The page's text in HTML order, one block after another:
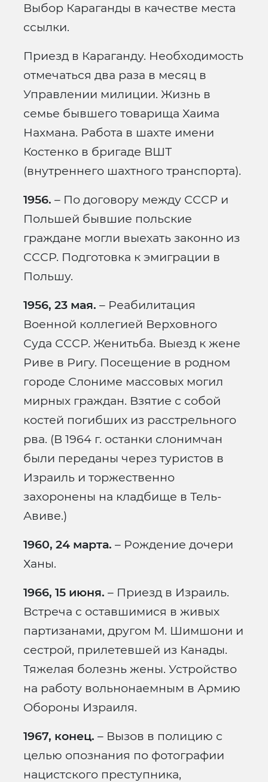
Выбор Караганды в качестве места
ссылки.
Приезд в Караганду. Необходимость
отмечаться два раза в месяц в
Управлении милиции. Жизнь в
семье бывшего товарища Хаима
Нахмана. Работа в шахте имени
Костенко в бригаде ВШТ
(внутреннего шахтного транспорта).
1956. – По договору между СССР и
Польшей бывшие польские
граждане могли выехать законно из
СССР. Подготовка к эмиграции в
Польшу.
1956, 23 мая. – Реабилитация
Военной коллегией Верховного
Суда СССР. Женитьба. Выезд к жене
Риве в Ригу. Посещение в родном
городе Слониме массовых могил
мирных граждан. Взятие с собой
костей погибших из расстрельного
рва. (В 1964 г. останки слонимчан
были переданы через туристов в
Израиль и торжественно
захоронены на кладбище в Тель-
Авиве.)
1960, 24 марта. – Рождение дочери
Ханы.
1966, 15 июня. – Приезд в Израиль.
Встреча с оставшимися в живых
партизанами, другом М. Шимшони и
сестрой, прилетевшей из Канады.
Тяжелая болезнь жены. Устройство
на работу вольнонаемным в Армию
Обороны Израиля.
1967, конец. – Вызов в полицию с
целью опознания по фотографии
нацистского преступника,